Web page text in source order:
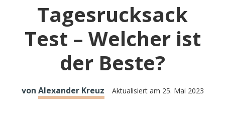
Tagesrucksack
Test – Welcher ist
der Beste?
von Alexander Kreuz Aktualisiert am 25. Mai 2023